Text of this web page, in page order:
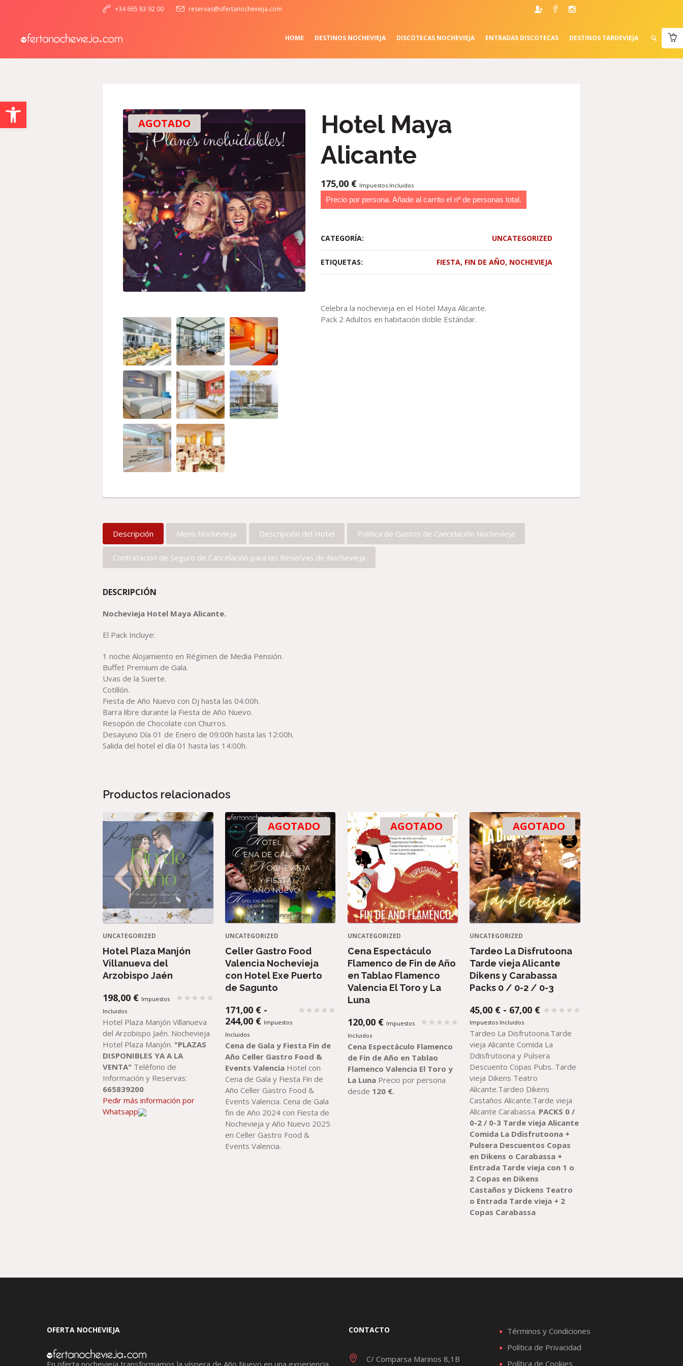
Abrir barra de herramientas
+34 665 83 92 00 reservas@ofertanochevieja.com
HOME DESTINOS NOCHEVIEJA DISCOTECAS NOCHEVIEJA ENTRADAS DISCOTECAS DESTINOS TARDEVIEJA
AGOTADO
Hotel Maya
Alicante
175,00 € Impuestos Incluidos
Precio por persona. Añade al carrito el nº de personas total.
CATEGORÍA: UNCATEGORIZED
ETIQUETAS: FIESTA, FIN DE AÑO, NOCHEVIEJA
Celebra la nochevieja en el Hotel Maya Alicante.
Pack 2 Adultos en habitación doble Estándar.
Descripción Menú Nochevieja Descripción del Hotel Política de Gastos de Cancelación Nochevieja
Contratación de Seguro de Cancelación para las Reservas de Nochevieja
DESCRIPCIÓN
Nochevieja Hotel Maya Alicante.
El Pack Incluye:
1 noche Alojamiento en Régimen de Media Pensión.
Buffet Premium de Gala.
Uvas de la Suerte.
Cotillón.
Fiesta de Año Nuevo con Dj hasta las 04:00h.
Barra libre durante la Fiesta de Año Nuevo.
Resopón de Chocolate con Churros.
Desayuno Día 01 de Enero de 09:00h hasta las 12:00h.
Salida del hotel el día 01 hasta las 14:00h.
Productos relacionados
UNCATEGORIZED
Hotel Plaza Manjón
Villanueva del
Arzobispo Jaén
198,00 € Impuestos
Incluidos
Hotel Plaza Manjón Villanueva
del Arzobispo Jaén. Nochevieja
Hotel Plaza Manjón. "PLAZAS
DISPONIBLES YA A LA
VENTA" Teléfono de
Información y Reservas:
665839200
Pedir más información por
Whatsapp
AGOTADO
UNCATEGORIZED
Celler Gastro Food
Valencia Nochevieja
con Hotel Exe Puerto
de Sagunto
171,00 € -
244,00 €RANGO
PRECIOS:
DESDE
171,00 €
HASTA
244,00 €
Impuestos
Incluidos
Cena de Gala y Fiesta Fin de
Año Celler Gastro Food &
Events ValenciaHotel con
Cena de Gala y Fiesta Fin de
Año Celler Gastro Food &
Events Valencia. Cena de Gala
fin de Año 2024 con Fiesta de
Nochevieja y Año Nuevo 2025
en Celler Gastro Food &
Events Valencia.
AGOTADO
UNCATEGORIZED
Cena Espectáculo
Flamenco de Fin de Año
en Tablao Flamenco
Valencia El Toro y La
Luna
120,00 € Impuestos
Incluidos
Cena Espectáculo Flamenco
de Fin de Año en Tablao
Flamenco Valencia El Toro y
La LunaPrecio por persona
desde 120 €.
AGOTADO
UNCATEGORIZED
Tardeo La Disfrutoona
Tarde vieja Alicante
Dikens y Carabassa
Packs 0 / 0-2 / 0-3
45,00 € - 67,00 €RANGO
PRECIOS:
DESDE
45,00 €
HASTA
Impuestos Incluidos
Tardeo La Disfrutoona.Tarde
vieja Alicante Comida La
Ddisfrutoona y Pulsera
Descuento Copas Pubs. Tarde
vieja Dikens Teatro
Alicante.Tardeo Dikens
Castaños Alicante.Tarde vieja
Alicante Carabassa. PACKS 0 /
0-2 / 0-3 Tarde vieja Alicante
Comida La Ddisfrutoona +
Pulsera Descuentos Copas
en Dikens o Carabassa +
Entrada Tarde vieja con 1 o
2 Copas en Dikens
Castaños y Dickens Teatro
o Entrada Tarde vieja + 2
Copas Carabassa
OFERTA NOCHEVIEJA
En oferta nochevieja transformamos la víspera de Año Nuevo en una experiencia
CONTACTO
C/ Comparsa Marinos 8,1B
Términos y Condiciones
Política de Privacidad
Política de Cookies